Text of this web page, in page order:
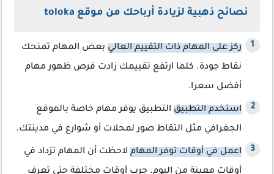
نصائح ذهبية لزيادة أرباحك من موقع toloka
ركز على المهام ذات التقييم العالي بعض المهام تمنحك
نقاط جودة. كلما ارتفع تقييمك زادت فرص ظهور مهام
أفضل سعرا.
استخدم التطبيق التطبيق يوفر مهام خاصة بالموقع
الجغرافي مثل التقاط صور لمحلات أو شوارع في مدينتك.
اعمل في أوقات توفر المهام لاحظت أن المهام تزداد في
أوقات معينة من اليوم. جرب أوقات مختلفة حتى تعرف